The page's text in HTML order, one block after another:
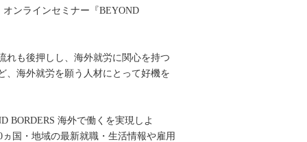
ンラインセミナー『BEYOND
れも後押しし、海外就労に関心を持つ
、海外就労を願う人材にとって好機を
BORDERS 海外で働くを実現しよ
国・地域の最新就職・生活情報や雇用